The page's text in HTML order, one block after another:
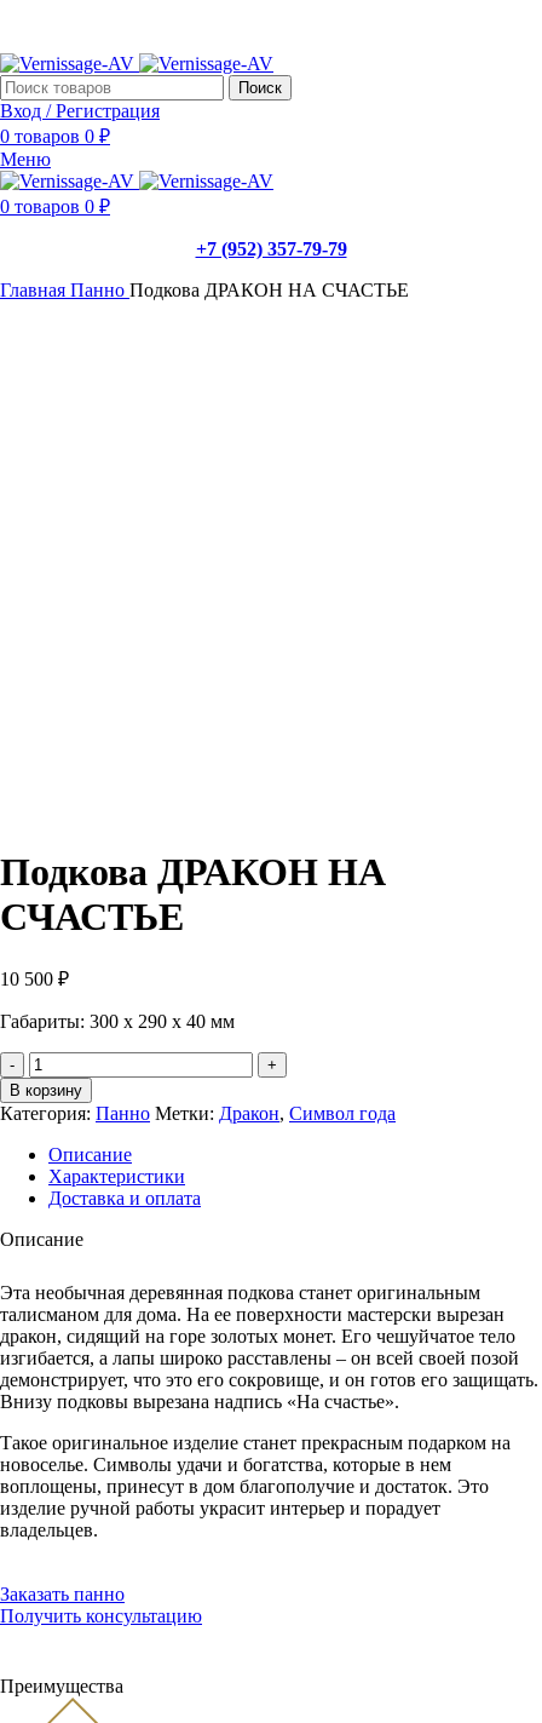
Поиск
Вход / Регистрация
0 товаров 0 ₽
Меню
0 товаров 0 ₽
+7 (952) 357-79-79
Главная Панно Подкова ДРАКОН НА СЧАСТЬЕ
Подкова ДРАКОН НА
СЧАСТЬЕ
10 500 ₽
Габариты: 300 х 290 х 40 мм
Количество
Подкова
ДРАКОН
НА
СЧАСТЬЕ
В корзину
Категория: Панно Метки: Дракон, Символ года
Описание
Характеристики
Доставка и оплата
Описание
Эта необычная деревянная подкова станет оригинальным
талисманом для дома. На ее поверхности мастерски вырезан
дракон, сидящий на горе золотых монет. Его чешуйчатое тело
изгибается, а лапы широко расставлены – он всей своей позой
демонстрирует, что это его сокровище, и он готов его защищать.
Внизу подковы вырезана надпись «На счастье».
Такое оригинальное изделие станет прекрасным подарком на
новоселье. Символы удачи и богатства, которые в нем
воплощены, принесут в дом благополучие и достаток. Это
изделие ручной работы украсит интерьер и порадует
владельцев.
Заказать панно
Получить консультацию
Преимущества